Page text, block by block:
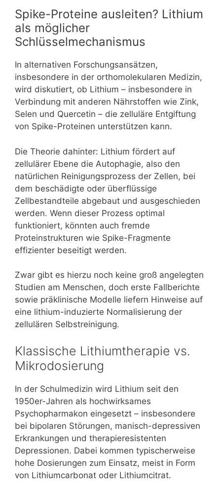
Spike-Proteine ausleiten? Lithium
als möglicher
Schlüsselmechanismus
In alternativen Forschungsansätzen,
insbesondere in der orthomolekularen Medizin,
wird diskutiert, ob Lithium – insbesondere in
Verbindung mit anderen Nährstoffen wie Zink,
Selen und Quercetin – die zelluläre Entgiftung
von Spike-Proteinen unterstützen kann.
Die Theorie dahinter: Lithium fördert auf
zellulärer Ebene die Autophagie, also den
natürlichen Reinigungsprozess der Zellen, bei
dem beschädigte oder überflüssige
Zellbestandteile abgebaut und ausgeschieden
werden. Wenn dieser Prozess optimal
funktioniert, könnten auch fremde
Proteinstrukturen wie Spike-Fragmente
effizienter beseitigt werden.
Zwar gibt es hierzu noch keine groß angelegten
Studien am Menschen, doch erste Fallberichte
sowie präklinische Modelle liefern Hinweise auf
eine lithium-induzierte Normalisierung der
zellulären Selbstreinigung.
Klassische Lithiumtherapie vs.
Mikrodosierung
In der Schulmedizin wird Lithium seit den
1950er-Jahren als hochwirksames
Psychopharmakon eingesetzt – insbesondere
bei bipolaren Störungen, manisch-depressiven
Erkrankungen und therapieresistenten
Depressionen. Dabei kommen typischerweise
hohe Dosierungen zum Einsatz, meist in Form
von Lithiumcarbonat oder Lithiumcitrat.